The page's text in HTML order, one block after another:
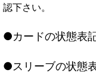
認下さい。
●カードの状態表
●スリーブの状態